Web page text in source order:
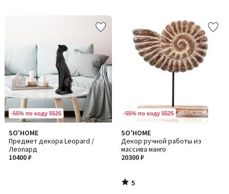
-55% по коду 5525
SO'HOME
Предмет декора Leopard /
Леопард
10400 ₽
-55% по коду 5525
SO'HOME
Декор ручной работы из
массива манго
20300 ₽
5
/
5
5
/